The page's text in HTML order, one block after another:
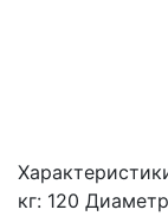
кг: 120